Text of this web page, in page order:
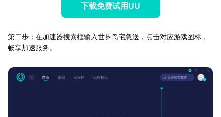
下载免费试用UU
第二步：在加速器搜索框输入世界岛宅急送，点击对应游戏图标，
畅享加速服务。